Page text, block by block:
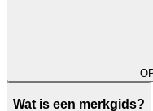
Wat is een merkgids?